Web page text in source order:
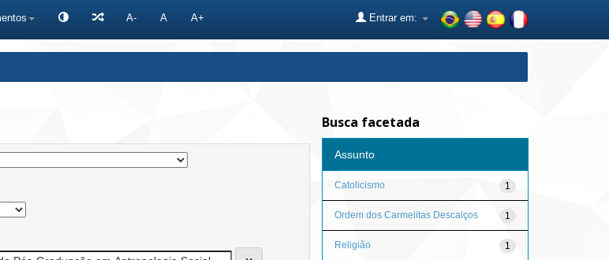
A- A A+ Entrar em:
Busca facetada
Assunto
1
Catolicismo
1
Ordem dos Carmelitas Descalços
1
Religião